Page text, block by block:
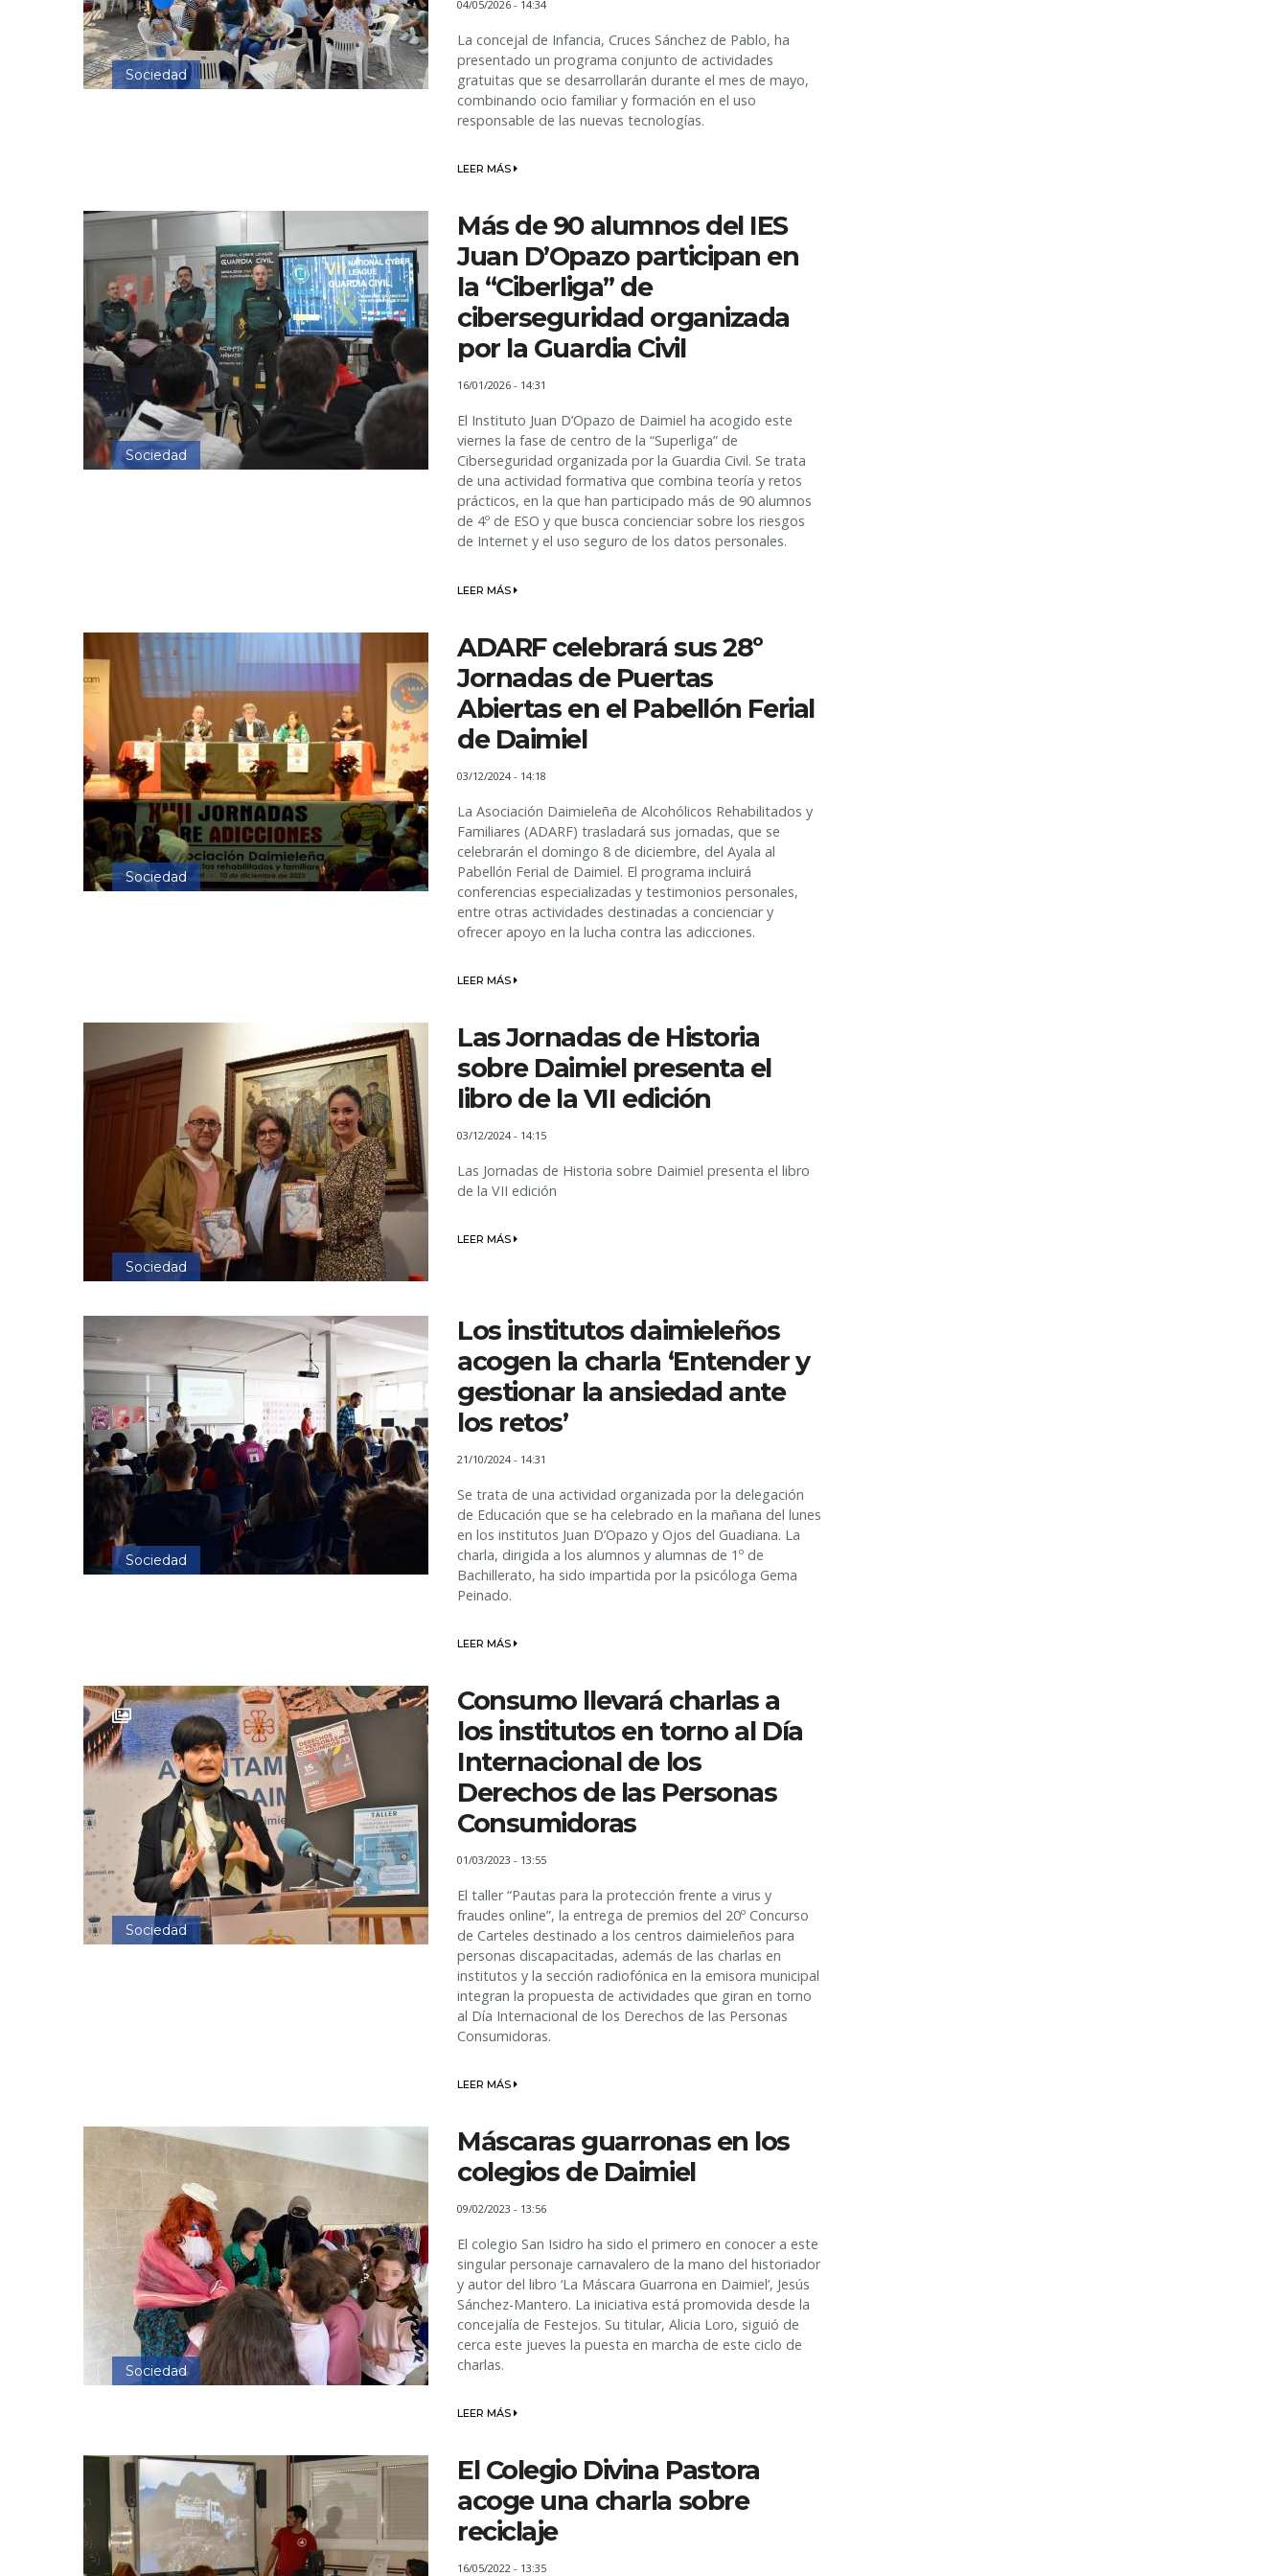
Sociedad
04/05/2026 - 14:34
La concejal de Infancia, Cruces Sánchez de Pablo, ha
presentado un programa conjunto de actividades
gratuitas que se desarrollarán durante el mes de mayo,
combinando ocio familiar y formación en el uso
responsable de las nuevas tecnologías.
LEER MÁS
Sociedad
Más de 90 alumnos del IES
Juan D’Opazo participan en
la “Ciberliga” de
ciberseguridad organizada
por la Guardia Civil
16/01/2026 - 14:31
El Instituto Juan D’Opazo de Daimiel ha acogido este
viernes la fase de centro de la “Superliga” de
Ciberseguridad organizada por la Guardia Civil. Se trata
de una actividad formativa que combina teoría y retos
prácticos, en la que han participado más de 90 alumnos
de 4º de ESO y que busca concienciar sobre los riesgos
de Internet y el uso seguro de los datos personales.
LEER MÁS
Sociedad
ADARF celebrará sus 28º
Jornadas de Puertas
Abiertas en el Pabellón Ferial
de Daimiel
03/12/2024 - 14:18
La Asociación Daimieleña de Alcohólicos Rehabilitados y
Familiares (ADARF) trasladará sus jornadas, que se
celebrarán el domingo 8 de diciembre, del Ayala al
Pabellón Ferial de Daimiel. El programa incluirá
conferencias especializadas y testimonios personales,
entre otras actividades destinadas a concienciar y
ofrecer apoyo en la lucha contra las adicciones.
LEER MÁS
Sociedad
Las Jornadas de Historia
sobre Daimiel presenta el
libro de la VII edición
03/12/2024 - 14:15
Las Jornadas de Historia sobre Daimiel presenta el libro
de la VII edición
LEER MÁS
Sociedad
Los institutos daimieleños
acogen la charla ‘Entender y
gestionar la ansiedad ante
los retos’
21/10/2024 - 14:31
Se trata de una actividad organizada por la delegación
de Educación que se ha celebrado en la mañana del lunes
en los institutos Juan D’Opazo y Ojos del Guadiana. La
charla, dirigida a los alumnos y alumnas de 1º de
Bachillerato, ha sido impartida por la psicóloga Gema
Peinado.
LEER MÁS
Sociedad
Consumo llevará charlas a
los institutos en torno al Día
Internacional de los
Derechos de las Personas
Consumidoras
01/03/2023 - 13:55
El taller “Pautas para la protección frente a virus y
fraudes online”, la entrega de premios del 20º Concurso
de Carteles destinado a los centros daimieleños para
personas discapacitadas, además de las charlas en
institutos y la sección radiofónica en la emisora municipal
integran la propuesta de actividades que giran en torno
al Día Internacional de los Derechos de las Personas
Consumidoras.
LEER MÁS
Sociedad
Máscaras guarronas en los
colegios de Daimiel
09/02/2023 - 13:56
El colegio San Isidro ha sido el primero en conocer a este
singular personaje carnavalero de la mano del historiador
y autor del libro ‘La Máscara Guarrona en Daimiel’, Jesús
Sánchez-Mantero. La iniciativa está promovida desde la
concejalía de Festejos. Su titular, Alicia Loro, siguió de
cerca este jueves la puesta en marcha de este ciclo de
charlas.
LEER MÁS
El Colegio Divina Pastora
acoge una charla sobre
reciclaje
16/05/2022 - 13:35